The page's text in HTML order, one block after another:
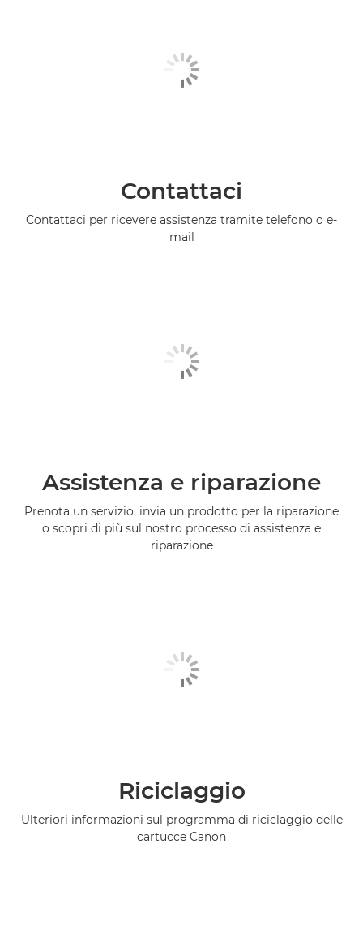
Contattaci
Contattaci per ricevere assistenza tramite telefono o e-
mail
Assistenza e riparazione
Prenota un servizio, invia un prodotto per la riparazione
o scopri di più sul nostro processo di assistenza e
riparazione
Riciclaggio
Ulteriori informazioni sul programma di riciclaggio delle
cartucce Canon